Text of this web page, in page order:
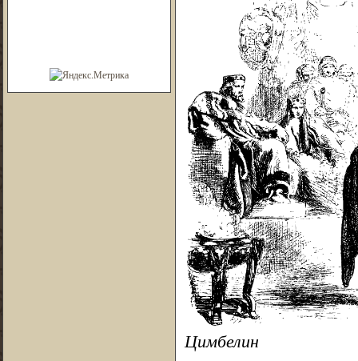
Цимбелин